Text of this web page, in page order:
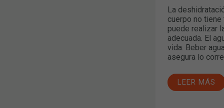
La
cuerpo no
puede realizar
adecuada. El
vida. Beber
asegura lo
LEER MÁS